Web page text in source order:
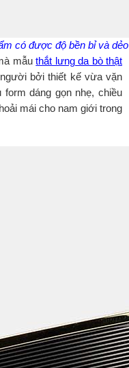
có được độ bền bỉ và
mẫuthắt lưng da bò thật
bởi thiết kế vừa vặn
dáng gọn nhẹ, chiều
mái cho nam giới trong